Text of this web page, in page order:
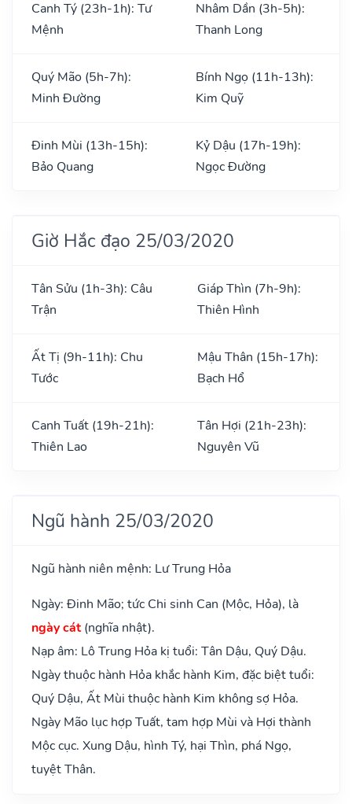
Canh Tý (23h-1h): Tư
Mệnh
Nhâm Dần (3h-5h):
Thanh Long
Quý Mão (5h-7h):
Minh Đường
Bính Ngọ (11h-13h):
Kim Quỹ
Đinh Mùi (13h-15h):
Bảo Quang
Kỷ Dậu (17h-19h):
Ngọc Đường
Giờ Hắc đạo 25/03/2020
Tân Sửu (1h-3h): Câu
Trận
Giáp Thìn (7h-9h):
Thiên Hình
Ất Tị (9h-11h): Chu
Tước
Mậu Thân (15h-17h):
Bạch Hổ
Canh Tuất (19h-21h):
Thiên Lao
Tân Hợi (21h-23h):
Nguyên Vũ
Ngũ hành 25/03/2020
Ngũ hành niên mệnh: Lư Trung Hỏa
Ngày: Đinh Mão; tức Chi sinh Can (Mộc, Hỏa), là
ngày cát(nghĩa nhật).
Nạp âm: Lô Trung Hỏa kị tuổi: Tân Dậu, Quý Dậu.
Ngày thuộc hành Hỏa khắc hành Kim, đặc biệt tuổi:
Quý Dậu, Ất Mùi thuộc hành Kim không sợ Hỏa.
Ngày Mão lục hợp Tuất, tam hợp Mùi và Hợi thành
Mộc cục. Xung Dậu, hình Tý, hại Thìn, phá Ngọ,
tuyệt Thân.